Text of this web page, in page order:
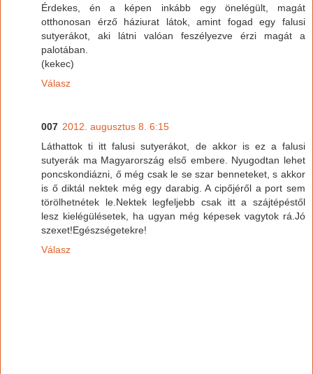
Érdekes, én a képen inkább egy önelégült, magát
otthonosan érző háziurat látok, amint fogad egy falusi
sutyerákot, aki látni valóan feszélyezve érzi magát a
palotában.
(kekec)
Válasz
007 2012. augusztus 8. 6:15
Láthattok ti itt falusi sutyerákot, de akkor is ez a falusi
sutyerák ma Magyarország első embere. Nyugodtan lehet
poncskondiázni, ő még csak le se szar benneteket, s akkor
is ő diktál nektek még egy darabig. A cipőjéről a port sem
törölhetnétek le.Nektek legfeljebb csak itt a szájtépéstől
lesz kielégülésetek, ha ugyan még képesek vagytok rá.Jó
szexet!Egészségetekre!
Válasz